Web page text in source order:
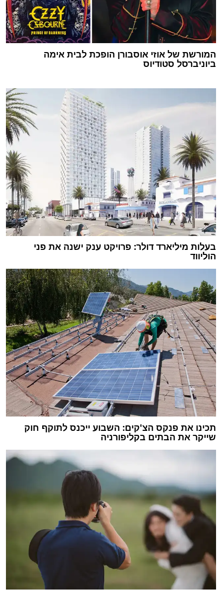
המורשת של אוזי אוסבורן הופכת לבית אימה
ביוניברסל סטודיוס
בעלות מיליארד דולר: פרויקט ענק ישנה את פני
הוליווד
תכינו את פנקס הצ'קים: השבוע ייכנס לתוקף חוק
שייקר את הבתים בקליפורניה